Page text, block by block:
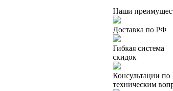
Наши
Доставка по РФ
Гибкая система
скидок
Консультации по
техническим